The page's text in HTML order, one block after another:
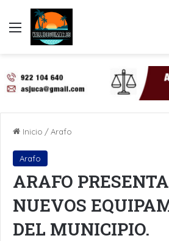
Menú
Inicio /Arafo
Arafo
ARAFO
NUEVOS
DEL MUNICIPIO.